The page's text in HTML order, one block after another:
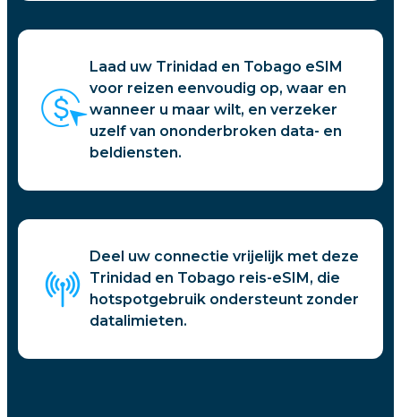
Laad uw Trinidad en Tobago eSIM
voor reizen eenvoudig op, waar en
wanneer u maar wilt, en verzeker
uzelf van ononderbroken data- en
beldiensten.
Deel uw connectie vrijelijk met deze
Trinidad en Tobago reis-eSIM, die
hotspotgebruik ondersteunt zonder
datalimieten.